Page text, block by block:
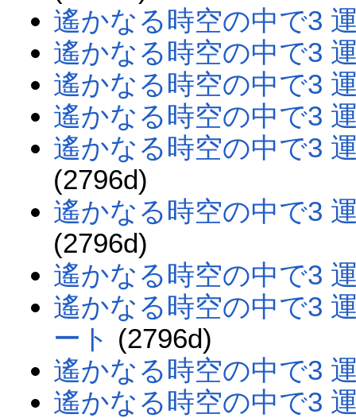
遙かなる時空の中で3
遙かなる時空の中で3
遙かなる時空の中で3
遙かなる時空の中で3
遙かなる時空の中で3
(2796d)
遙かなる時空の中で3
(2796d)
遙かなる時空の中で3
遙かなる時空の中で3
ート (2796d)
遙かなる時空の中で3
遙かなる時空の中で3